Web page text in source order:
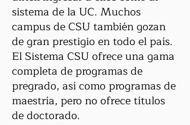
sistema de la UC. Muchos
campus de CSU también gozan
de gran prestigio en todo el país.
El Sistema CSU ofrece una gama
completa de programas de
pregrado, así como programas de
maestría, pero no ofrece títulos
de doctorado.